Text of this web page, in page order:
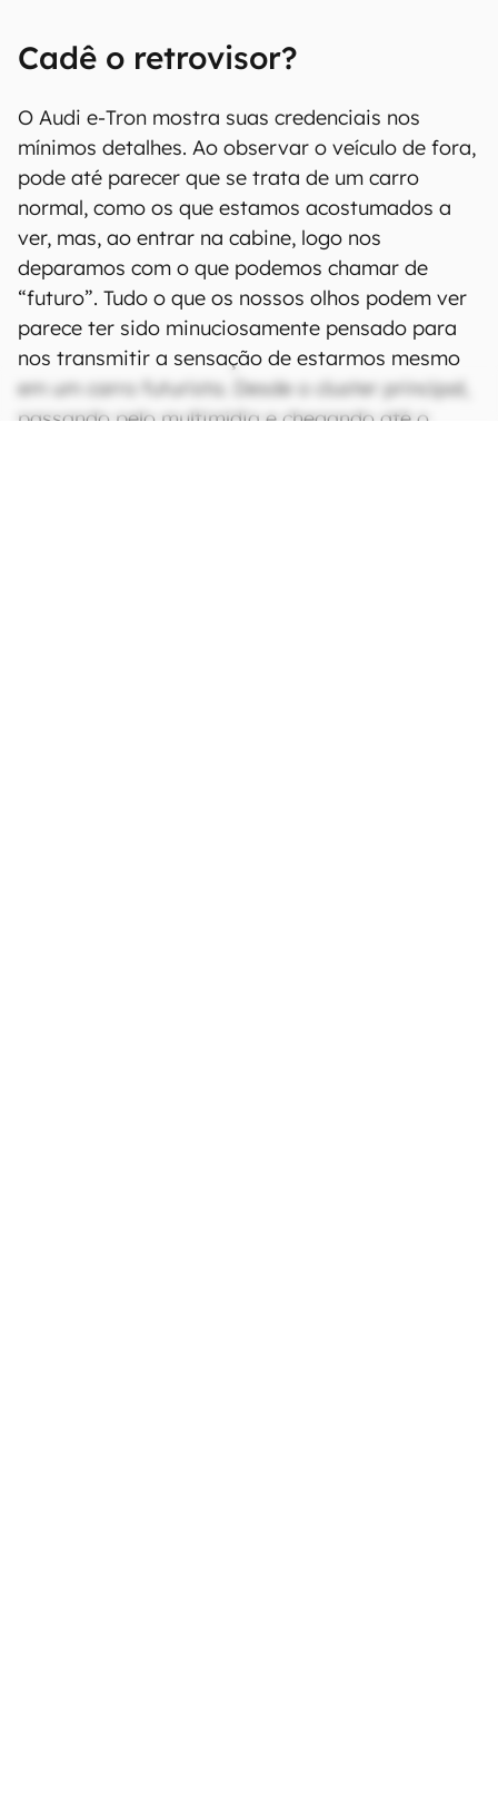
Cadê o retrovisor?
O Audi e-Tron mostra suas credenciais nos
mínimos detalhes. Ao observar o veículo de fora,
pode até parecer que se trata de um carro
normal, como os que estamos acostumados a
ver, mas, ao entrar na cabine, logo nos
deparamos com o que podemos chamar de
“futuro”. Tudo o que os nossos olhos podem ver
parece ter sido minuciosamente pensado para
nos transmitir a sensação de estarmos mesmo
em um carro futurista. Desde o cluster principal,
passando pelo multimídia e chegando até o